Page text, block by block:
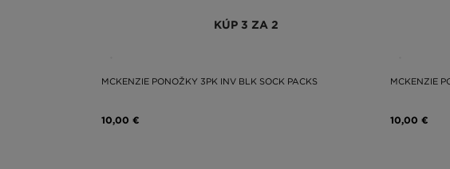
KÚP 3 ZA 2
MCKENZIE PONOŽKY 3PK INV BLK SOCK PACKS
10,00 €
MCKENZIE
10,00 €